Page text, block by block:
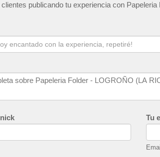
publicando tu experiencia con
Tu